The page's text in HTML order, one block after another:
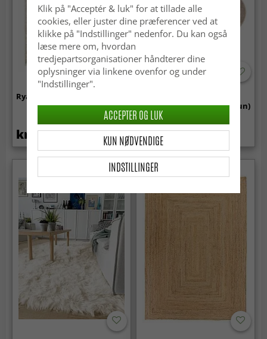
Ryatæpper - Cosy (beige)
kr.239
Aranga Super Soft Fur (brun)
kr.219
Klik på "Acceptér & luk" for at tillade alle
cookies, eller juster dine præferencer ved at
klikke på "Indstillinger" nedenfor. Du kan også
læse mere om, hvordan
tredjepartsorganisationer håndterer dine
oplysninger via linkene ovenfor og under
"Indstillinger".
INDSTILLINGER
KUN NØDVENDIGE
ACCEPTER OG LUK